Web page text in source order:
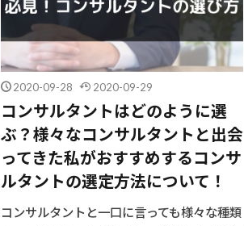
2020-09-28 2020-09-29
コンサルタントはどのように選
ぶ？様々なコンサルタントと出会
ってきた私がおすすめするコンサ
ルタントの選定方法について！
コンサルタントと一口に言っても様々な種類